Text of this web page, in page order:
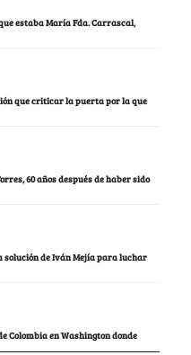
estaba María Fda. Carrascal,
que criticar la puerta por la que
60 años después de haber sido
de Iván Mejía para luchar
Colombia en Washington donde